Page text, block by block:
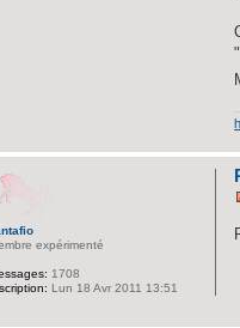
expérimenté
1708
Lun 18 Avr 2011 13:51